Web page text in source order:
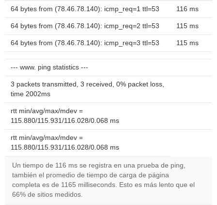
64 bytes from (78.46.78.140): icmp_req=1 ttl=53 116 ms
64 bytes from (78.46.78.140): icmp_req=2 ttl=53 115 ms
64 bytes from (78.46.78.140): icmp_req=3 ttl=53 115 ms
--- www. ping statistics ---
3 packets transmitted, 3 received, 0% packet loss,
time 2002ms
rtt min/avg/max/mdev =
115.880/115.931/116.028/0.068 ms
rtt min/avg/max/mdev =
115.880/115.931/116.028/0.068 ms
Un tiempo de 116 ms se registra en una prueba de ping,
también el promedio de tiempo de carga de página
completa es de 1165 milliseconds. Esto es más lento que el
66% de sitios medidos.